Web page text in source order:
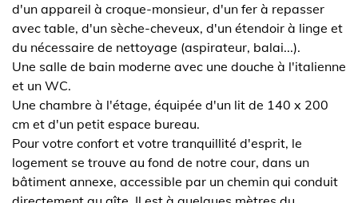
d'un appareil à croque-monsieur, d'un fer à repasser
avec table, d'un sèche-cheveux, d'un étendoir à linge et
du nécessaire de nettoyage (aspirateur, balai...).
Une salle de bain moderne avec une douche à l'italienne
et un WC.
Une chambre à l'étage, équipée d'un lit de 140 x 200
cm et d'un petit espace bureau.
Pour votre confort et votre tranquillité d'esprit, le
logement se trouve au fond de notre cour, dans un
bâtiment annexe, accessible par un chemin qui conduit